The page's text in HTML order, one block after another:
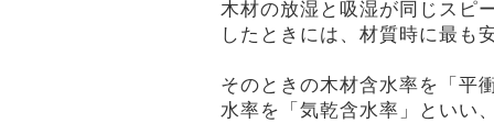
木材の放湿と吸湿が同じスピ
したときには、材質時に最も
そのときの木材含水率を「平
水率を「気乾含水率」といい